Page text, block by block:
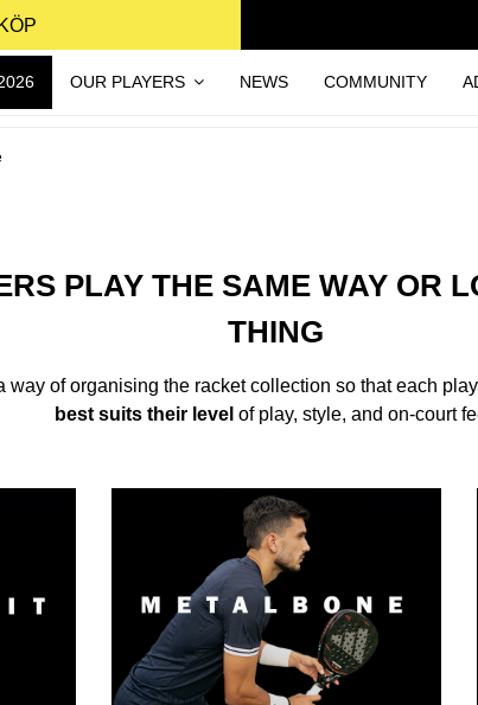
OUR PLAYERS NEWS COMMUNITY
PLAY THE SAME WAY OR
THING
way of organising the racket collection so that each
best suits their level of play, style, and on-court